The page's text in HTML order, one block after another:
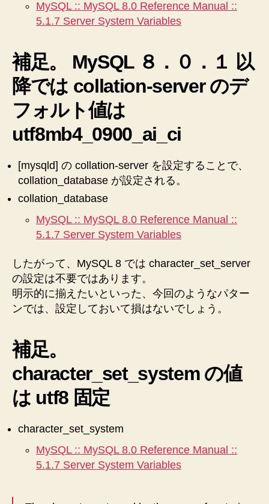
MySQL :: MySQL 8.0 Reference Manual ::
5.1.7 Server System Variables
補足。 MySQL ８．０．１ 以
降では collation-server のデ
フォルト値は
utf8mb4_0900_ai_ci
[mysqld] の collation-server を設定することで、
collation_database が設定される。
collation_database
MySQL :: MySQL 8.0 Reference Manual ::
5.1.7 Server System Variables
したがって、MySQL 8 では character_set_server
の設定は不要ではあります。
明示的に揃えたいといった、今回のようなパター
ンでは、設定しておいて損はないでしょう。
補足。
character_set_system の値
は utf8 固定
character_set_system
MySQL :: MySQL 8.0 Reference Manual ::
5.1.7 Server System Variables